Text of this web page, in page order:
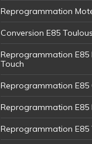
Reprogrammation
Conversion E85
Reprogrammation E85
Touch
Reprogrammation E85
Reprogrammation E85
Reprogrammation E85